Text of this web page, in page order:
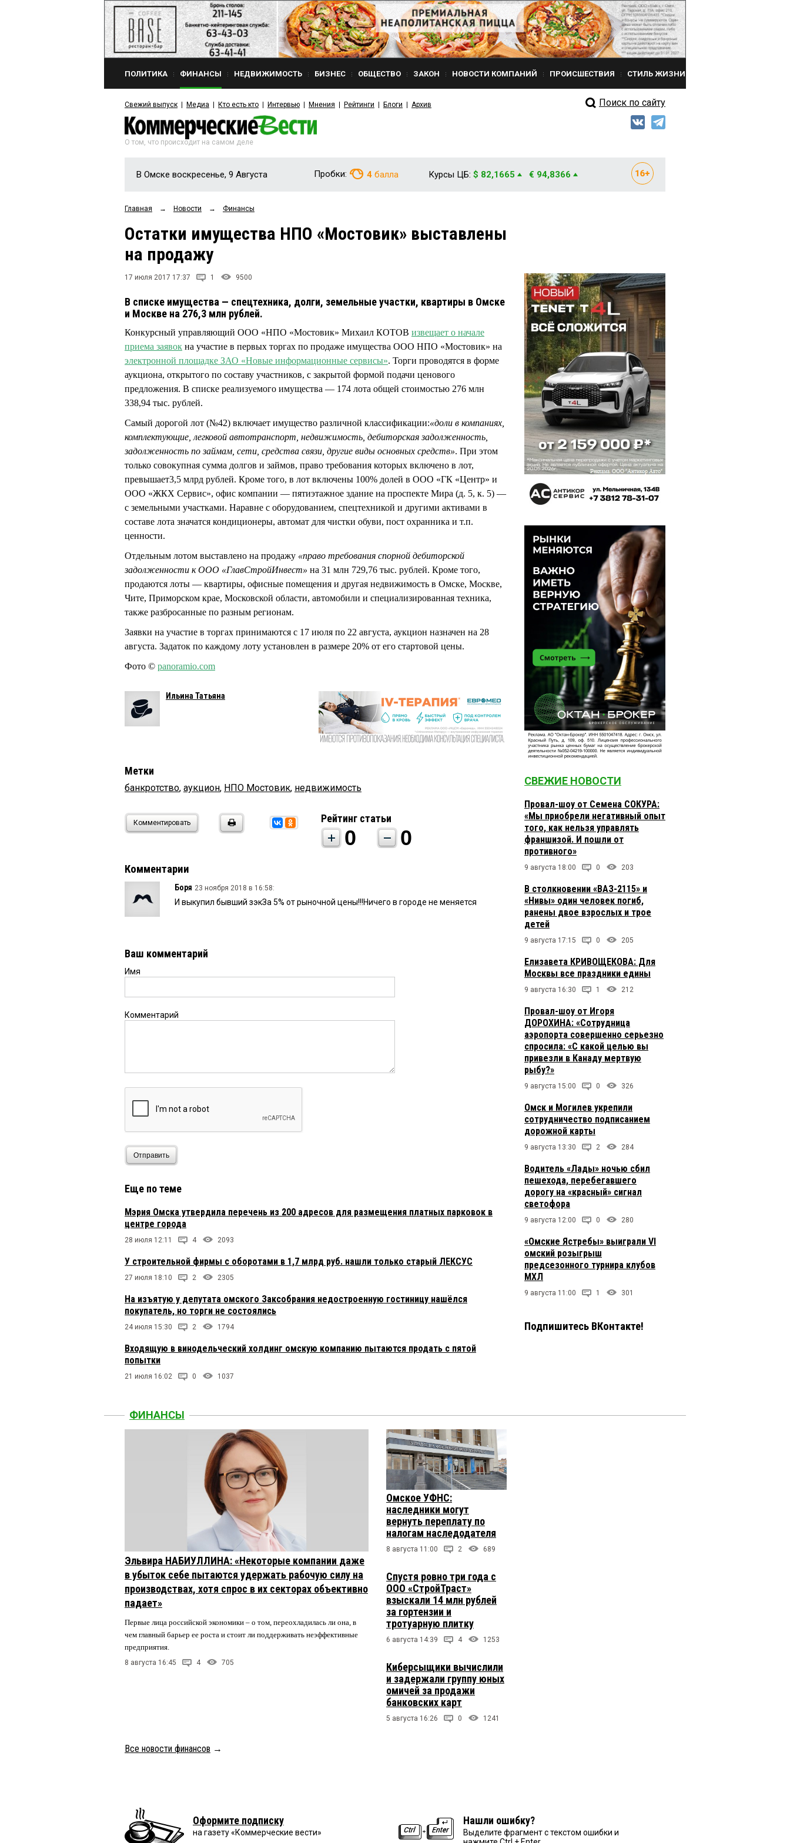
ПОЛИТИКА ФИНАНСЫ НЕДВИЖИМОСТЬ БИЗНЕС ОБЩЕСТВО ЗАКОН НОВОСТИ КОМПАНИЙ ПРОИСШЕСТВИЯ СТИЛЬ ЖИЗНИ
Свежий выпуск Медиа Кто есть кто Интервью Мнения Рейтинги Блоги Архив Поиск по сайту
О том, что происходит на самом деле
В Омске воскресенье, 9 Августа Пробки: 4 балла Курсы ЦБ: $ 82,1665 € 94,8366
Главная → Новости → Финансы
Остатки имущества НПО «Мостовик» выставлены
на продажу
17 июля 2017 17:37 1 9500
В списке имущества — спецтехника, долги, земельные участки, квартиры в Омске
и Москве на 276,3 млн рублей.
Конкурсный управляющий ООО «НПО «Мостовик» Михаил КОТОВ извещает о начале
приема заявок на участие в первых торгах по продаже имущества ООО НПО «Мостовик» на
электронной площадке ЗАО «Новые информационные сервисы». Торги проводятся в форме
аукциона, открытого по составу участников, с закрытой формой подачи ценового
предложения. В списке реализуемого имущества — 174 лота общей стоимостью 276 млн
338,94 тыс. рублей.
Самый дорогой лот (№42) включает имущество различной классификации:«доли в компаниях,
комплектующие, легковой автотранспорт, недвижимость, дебиторская задолженность,
задолженность по займам, сети, средства связи, другие виды основных средств». При этом
только совокупная сумма долгов и займов, право требования которых включено в лот,
превышает3,5 млрд рублей. Кроме того, в лот включены 100% долей в ООО «ГК «Центр» и
ООО «ЖКХ Сервис», офис компании — пятиэтажное здание на проспекте Мира (д. 5, к. 5) —
с земельными участками. Наравне с оборудованием, спецтехникой и другими активами в
составе лота значатся кондиционеры, автомат для чистки обуви, пост охранника и т.п.
ценности.
Отдельным лотом выставлено на продажу «право требования спорной дебиторской
задолженности к ООО «ГлавСтройИнвест» на 31 млн 729,76 тыс. рублей. Кроме того,
продаются лоты — квартиры, офисные помещения и другая недвижимость в Омске, Москве,
Чите, Приморском крае, Московской области, автомобили и специализированная техника,
также разбросанные по разным регионам.
Заявки на участие в торгах принимаются с 17 июля по 22 августа, аукцион назначен на 28
августа. Задаток по каждому лоту установлен в размере 20% от его стартовой цены.
Фото © panoramio.com
Ильина Татьяна
Метки
банкротство, аукцион, НПО Мостовик, недвижимость
Комментировать Рейтинг статьи
0 0
Комментарии
Боря 23 ноября 2018 в 16:58:
И выкупил бывший зэкЗа 5% от рыночной цены!!!Ничего в городе не меняется
Ваш комментарий
Имя
Комментарий
Отправить
Еще по теме
Мэрия Омска утвердила перечень из 200 адресов для размещения платных парковок в
центре города
28 июля 12:11 4 2093
У строительной фирмы с оборотами в 1,7 млрд руб. нашли только старый ЛЕКСУС
27 июля 18:10 2 2305
На изъятую у депутата омского Заксобрания недостроенную гостиницу нашёлся
покупатель, но торги не состоялись
24 июля 15:30 2 1794
Входящую в винодельческий холдинг омскую компанию пытаются продать с пятой
попытки
21 июля 16:02 0 1037
СВЕЖИЕ НОВОСТИ
Провал-шоу от Семена СОКУРА:
«Мы приобрели негативный опыт
того, как нельзя управлять
франшизой. И пошли от
противного»
9 августа 18:00 0 203
В столкновении «ВАЗ-2115» и
«Нивы» один человек погиб,
ранены двое взрослых и трое
детей
9 августа 17:15 0 205
Елизавета КРИВОЩЕКОВА: Для
Москвы все праздники едины
9 августа 16:30 1 212
Провал-шоу от Игоря
ДОРОХИНА: «Сотрудница
аэропорта совершенно серьезно
спросила: «С какой целью вы
привезли в Канаду мертвую
рыбу?»
9 августа 15:00 0 326
Омск и Могилев укрепили
сотрудничество подписанием
дорожной карты
9 августа 13:30 2 284
Водитель «Лады» ночью сбил
пешехода, перебегавшего
дорогу на «красный» сигнал
светофора
9 августа 12:00 0 280
«Омские Ястребы» выиграли VI
омский розыгрыш
предсезонного турнира клубов
МХЛ
9 августа 11:00 1 301
Подпишитесь ВКонтакте!
ФИНАНСЫ
Эльвира НАБИУЛЛИНА: «Некоторые компании даже
в убыток себе пытаются удержать рабочую силу на
производствах, хотя спрос в их секторах объективно
падает»
Первые лица российской экономики – о том, переохладилась ли она, в
чем главный барьер ее роста и стоит ли поддерживать неэффективные
предприятия.
8 августа 16:45 4 705
Омское УФНС:
наследники могут
вернуть переплату по
налогам наследодателя
8 августа 11:00 2 689
Спустя ровно три года с
ООО «СтройТраст»
взыскали 14 млн рублей
за гортензии и
тротуарную плитку
6 августа 14:39 4 1253
Киберсыщики вычислили
и задержали группу юных
омичей за продажи
банковских карт
5 августа 16:26 0 1241
Все новости финансов →
Оформите подписку
на газету «Коммерческие вести»
Нашли ошибку?
Выделите фрагмент с текстом ошибки и